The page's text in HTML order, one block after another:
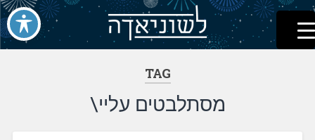
דלג
לתוכן
לשוניאדה
עברית. לשון. שפה
TAG
מסתלבטים עליי\